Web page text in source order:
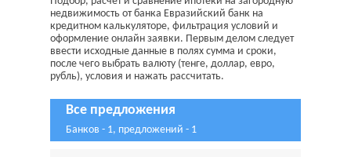
недвижимость от банка Евразийский банк на
кредитном калькуляторе, фильтрация условий и
оформление онлайн заявки. Первым делом следует
ввести исходные данные в полях сумма и сроки,
после чего выбрать валюту (тенге, доллар, евро,
рубль), условия и нажать рассчитать.
Все предложения
Банков - 1, предложений - 1